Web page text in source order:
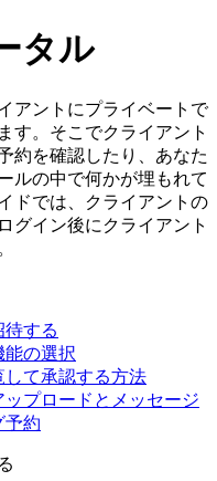
タル
アントにプライベートで
す。そこでクライアント
約を確認したり、あなた
ルの中で何かが埋もれて
ドでは、クライアントの
グイン後にクライアント
待する
能の選択
して承認する方法
プロードとメッセージ
予約